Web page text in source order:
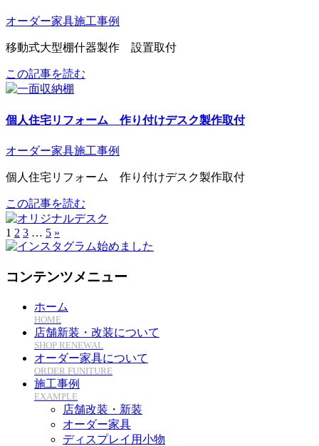
オーダー家具施工事例
移動式大型棚什器製作 設置取付
この記事を読む
個人住宅リフォーム 作り付けデスク製作取付
オーダー家具施工事例
個人住宅リフォーム 作り付けデスク製作取付
この記事を読む
1 2 3 … 5 »
コンテンツメニュー
ホーム
HOME
店舗新装・改装について
SHOP RENEWAL
オーダー家具について
ORDER FUNITURE
施工事例
EXAMPLE
店舗改装・新装
オーダー家具
ディスプレイ用小物